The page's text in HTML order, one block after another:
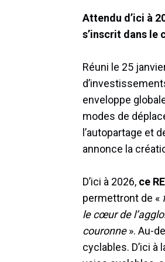
Attendu d’ici à
s’inscrit dans le
Réuni le 25
enveloppe
modes de
l’autopartage et
annonce la
D’ici à 2026, ce
permettront de «
le cœur de
couronne». Au-
cyclables. D’ici